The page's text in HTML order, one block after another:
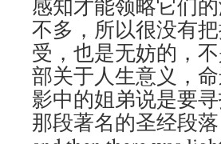
感知才能领略它们
不多，所以很没有
受，也是无妨的，
部关于人生意义，
影中的姐弟说是要
那段著名的圣经段落